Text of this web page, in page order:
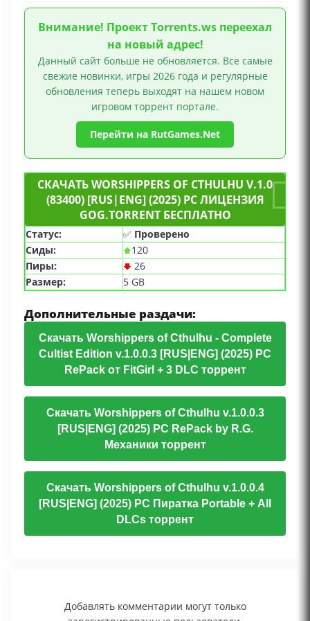
Внимание! Проект Torrents.ws переехал
на новый адрес!
Данный сайт больше не обновляется. Все самые
свежие новинки, игры 2026 года и регулярные
обновления теперь выходят на нашем новом
игровом торрент портале.
Перейти на RutGames.Net
СКАЧАТЬ WORSHIPPERS OF CTHULHU V.1.0
(83400) [RUS|ENG] (2025) PC ЛИЦЕНЗИЯ
GOG.TORRENT БЕСПЛАТНО
Статус: ✅ Проверено
Сиды:
120
Пиры:
26
Размер:
5 GB
Дополнительные раздачи:
Скачать Worshippers of Cthulhu - Complete
Cultist Edition v.1.0.0.3 [RUS|ENG] (2025) PC
RePack от FitGirl + 3 DLC торрент
Скачать Worshippers of Cthulhu v.1.0.0.3
[RUS|ENG] (2025) PC RePack by R.G.
Механики торрент
Скачать Worshippers of Cthulhu v.1.0.0.4
[RUS|ENG] (2025) PC Пиратка Portable + All
DLCs торрент
Добавлять комментарии могут только